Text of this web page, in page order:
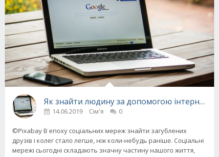
Як знайти людину за допомогою інтернету:
14.06.2019 Сім'я 0
©Pixabay В епоху соціальних мереж знайти загублених
друзів і колег стало легше, ніж коли-небудь раніше. Соціальні
мережі сьогодні складають значну частину нашого життя,